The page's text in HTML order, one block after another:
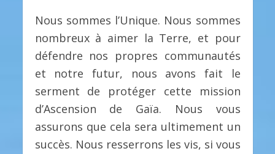
Nous sommes l’Unique. Nous sommes
nombreux à aimer la Terre, et pour
défendre nos propres communautés
et notre futur, nous avons fait le
serment de protéger cette mission
d’Ascension de Gaïa. Nous vous
assurons que cela sera ultimement un
succès. Nous resserrons les vis, si vous